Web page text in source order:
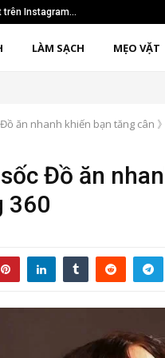
trên Instagram…
LÀM SẠCH MẸO VẶT
ăn nhanh khiến bạn tăng cân
Đồ ăn
360